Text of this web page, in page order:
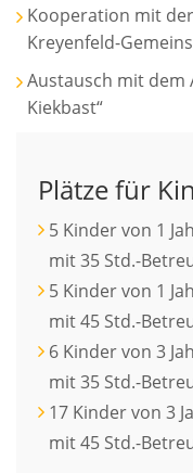
Kooperation mit
Kreyenfeld-
Austausch mit dem
Kiekbast“
Plätze für
5 Kinder von 1
mit 35 Std.-
5 Kinder von 1
mit 45 Std.-
6 Kinder von 3
mit 35 Std.-
17 Kinder von 3
mit 45 Std.-